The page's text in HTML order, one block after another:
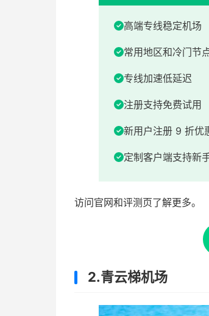
高端专线稳定机场
常用地区和冷门节
专线加速低延迟
注册支持免费试用
新用户注册 9 折优
定制客户端支持新
访问官网和评测页了解更多。
2.青云梯机场